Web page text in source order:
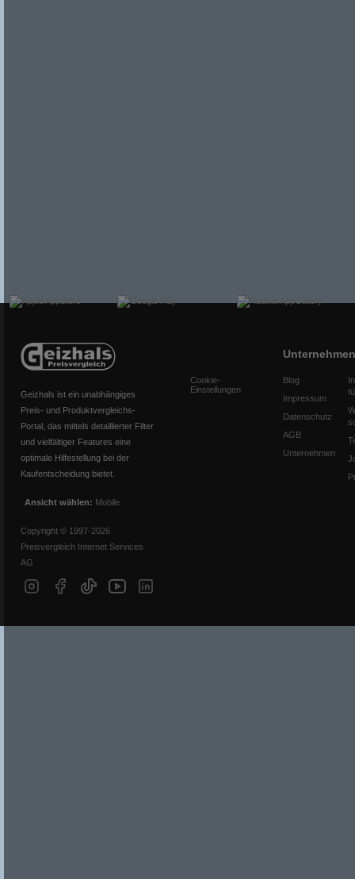
Geizhals ist ein unabhängiges
Preis- und Produktvergleichs-
Portal, das mittels detaillierter Filter
und vielfältiger Features eine
optimale Hilfestellung bei der
Kaufentscheidung bietet.
Ansicht wählen: Mobile
Copyright © 1997-2026
Preisvergleich Internet Services
AG
Cookie-
Einstellungen
Unternehmen
Blog
Impressum
Datenschutz
AGB
Unternehmen